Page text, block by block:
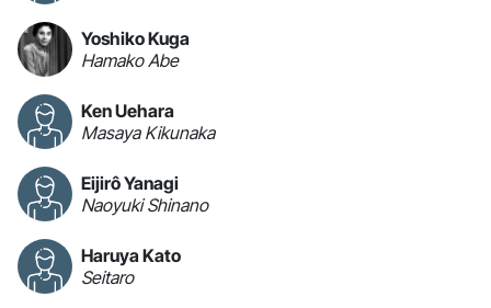
Yoshiko Kuga
Hamako Abe
Ken Uehara
Masaya Kikunaka
Eijirô Yanagi
Naoyuki Shinano
Haruya Kato
Seitaro